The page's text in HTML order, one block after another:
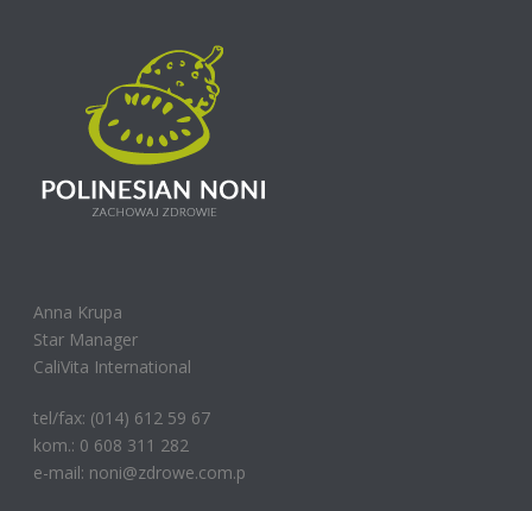
Anna Krupa
Star Manager
CaliVita International
tel/fax: (014) 612 59 67
kom.: 0 608 311 282
e-mail: noni@zdrowe.com.p